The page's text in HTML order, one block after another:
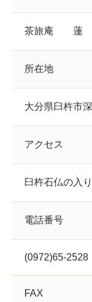
茶旅庵 蓮
所在地
大分県臼杵市
アクセス
臼杵石仏の入
電話番号
(0972)65-2528
FAX